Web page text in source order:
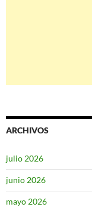
ARCHIVOS
julio 2026
junio 2026
mayo 2026